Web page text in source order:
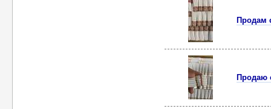
Продам
Продаю